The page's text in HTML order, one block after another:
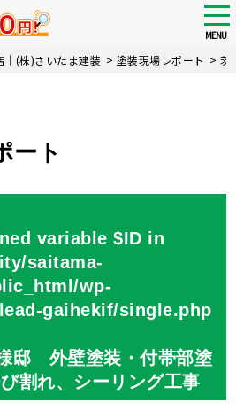
MENU
｜(株)さいたま建装 > 塗装現場レポート >茨
ート
variable $ID in
saitama-
wp-
gaihekif/single.php
邸 外壁塗装・付帯部塗
れ、シーリング工事